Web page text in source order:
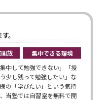
。
放
集中できる環境
集中して勉強できない」「授
少し残って勉強したい」な
の「学びたい」という気持
当塾では自習室を無料で開